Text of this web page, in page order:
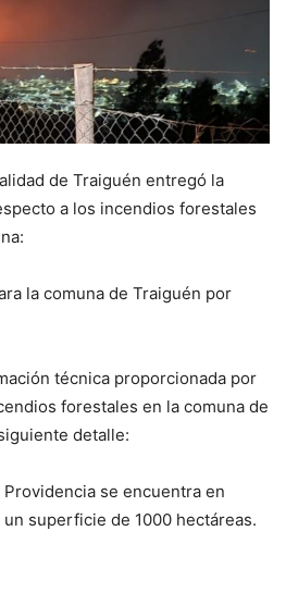
de Traiguén entregó la
a los incendios forestales
la comuna de Traiguén por
técnica proporcionada por
forestales en la comuna de
detalle:
se encuentra en
superficie de 1000 hectáreas.